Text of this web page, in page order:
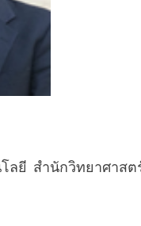
ลยี สำนักวิทยาศาสต